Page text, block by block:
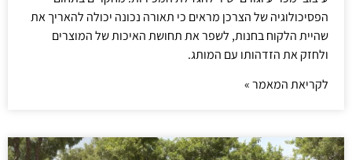
הפסיכולוגיה של הצרכן מראים כי תאורה נכונה יכולה להאריך את
שהיית הלקוח בחנות, לשפר את תחושת האיכות של המוצרים
ולחזק את הזדהותו עם המותג.
לקריאת המאמר »